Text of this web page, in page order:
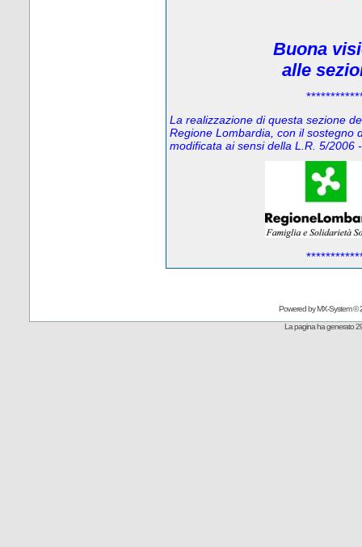
Buona
alle
La realizzazione di questa sezione
Regione Lombardia, con il sostegno
modificata ai sensi della L.R. 5/2006
Powered byMX-System©
La pagina ha generato